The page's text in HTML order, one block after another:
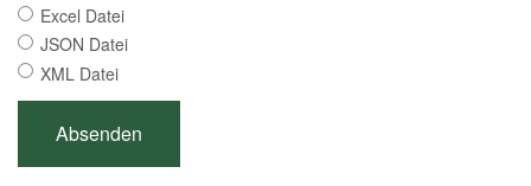
Excel Datei
JSON Datei
XML Datei